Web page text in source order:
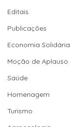
Editais
Publicações
Economia Solidária
Moção de Aplauso
Saúde
Homenagem
Turismo